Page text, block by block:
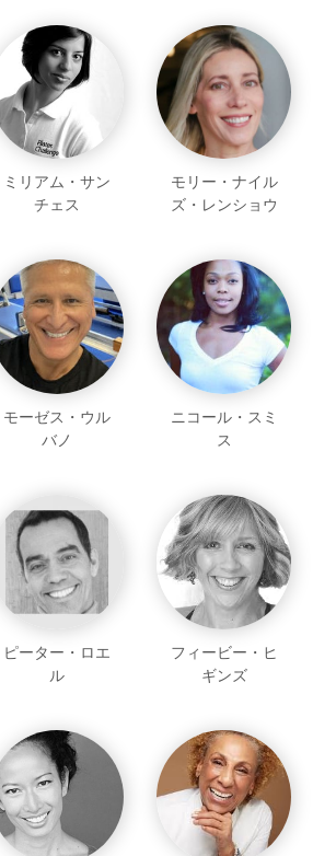
ミリアム・サン
チェス
モリー・ナイル
ズ・レンショウ
モーゼス・ウル
バノ
ニコール・スミ
ス
ピーター・ロエ
ル
フィービー・ヒ
ギンズ